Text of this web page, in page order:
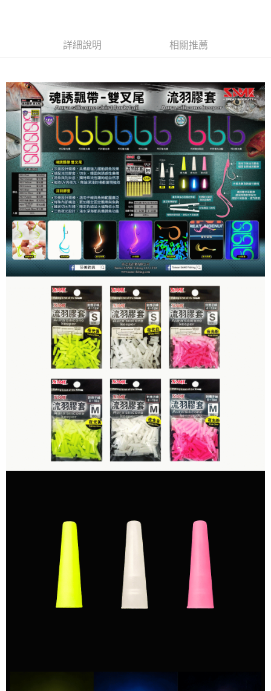
3.完整用戶服務條款，請詳閱以下連結：
https://oppay.tw/userRule
權轉讓予恩沛科技股份有限公司。
２．關於個人資料處理事宜，請瀏覽以下網址：
https://aftee.tw/terms/#terms3
３．未成年的使用者請事先徵得法定代理人或監護人之同意方可使用
「AFTEE先享後付」，若未經同意申辦者引起之損失，本公司不負相關責
任。
４．使用「AFTEE先享後付」時，將依據個別帳號之用戶狀況，依本公司即
時審查核予不同之上限額度；若仍有額度不足之情形，本公司將視審查結果
請求用戶進行身份認證。
５．嚴禁一人註冊多個帳號或使用他人資訊註冊。若發現惡意使用之情形，
恩沛科技股份有限公司將有權停止該用戶之使用額度並採取法律行動。
每筆NT$60，滿NT$1,200(含以上)免運費
每筆NT$100，滿NT$2,000(含以上)免運費
離島一般宅配
每筆NT$200，滿NT$2,000(含以上)免運費
貨到付款（門市自取請勿下單，請聯繫客服）
每筆NT$200，滿NT$3,000(含以上)免運費
國家/地區配送(**下單前請私訊客服確認實際運費(運費另
計)，訂單才得以成立**)
查看運費
詳細說明 相關推薦